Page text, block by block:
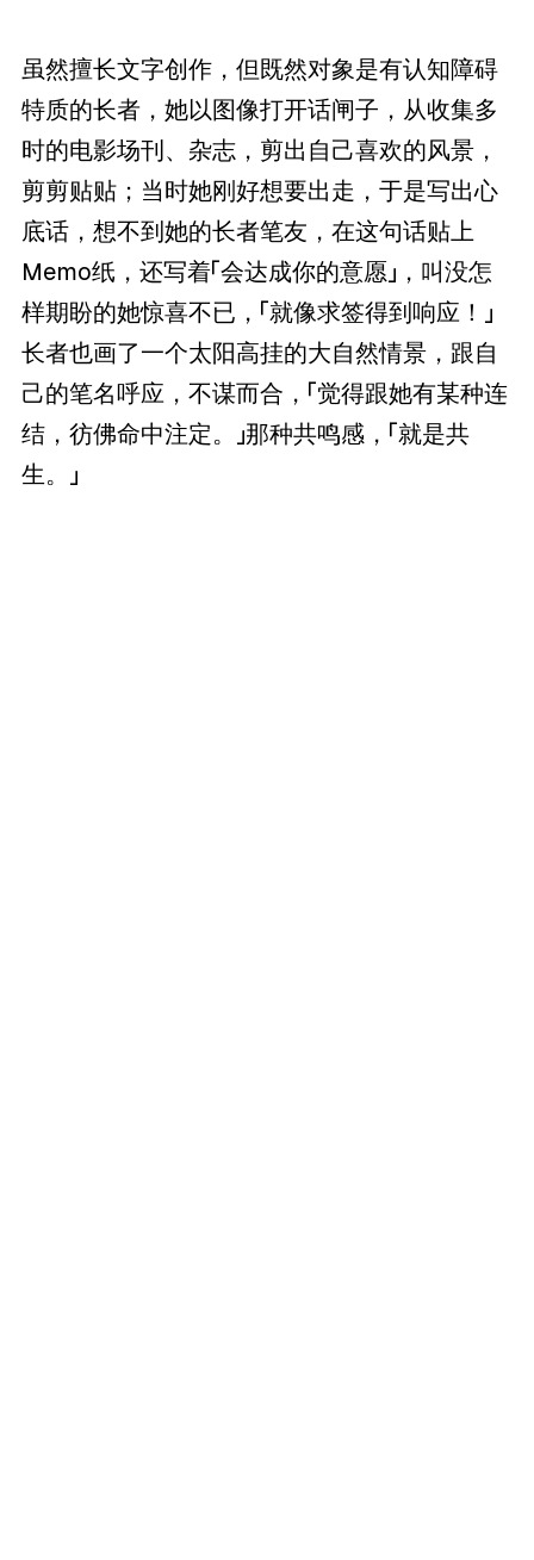
虽然擅长文字创作，但既然对象是有认知障碍
特质的长者，她以图像打开话闸子，从收集多
时的电影场刊、杂志，剪出自己喜欢的风景，
剪剪贴贴；当时她刚好想要出走，于是写出心
底话，想不到她的长者笔友，在这句话贴上
Memo纸，还写着「会达成你的意愿」，叫没怎
样期盼的她惊喜不已，「就像求签得到响应！」
长者也画了一个太阳高挂的大自然情景，跟自
己的笔名呼应，不谋而合，「觉得跟她有某种连
结，彷佛命中注定。」那种共鸣感，「就是共
生。」